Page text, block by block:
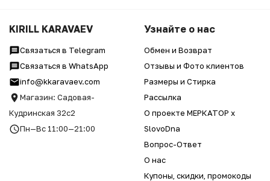
KIRILL KARAVAEV
Связаться в Telegram
Связаться в WhatsApp
info@kkaravaev.com
Магазин: Садовая-
Кудринская 32с2
Пн—Вс 11:00—21:00
Узнайте о нас
Обмен и Возврат
Отзывы и Фото клиентов
Размеры и Стирка
Рассылка
О проекте МЕРКАТОР x
SlovoDna
Вопрос-Ответ
О нас
Купоны, скидки, промокоды